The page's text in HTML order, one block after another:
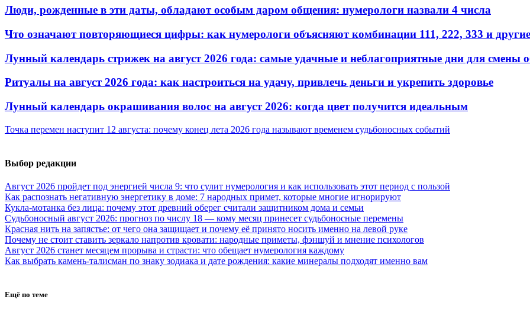
Люди, рожденные в эти даты, обладают особым даром общения: нумерологи назвали 4 числа
Что означают повторяющиеся цифры: как нумерологи объясняют комбинации 111, 222, 333 и другие
Лунный календарь стрижек на август 2026 года: самые удачные и неблагоприятные дни для смены
Ритуалы на август 2026 года: как настроиться на удачу, привлечь деньги и укрепить здоровье
Лунный календарь окрашивания волос на август 2026: когда цвет получится идеальным
Точка перемен наступит 12 августа: почему конец лета 2026 года называют временем судьбоносных событий
Выбор редакции
Август 2026 пройдет под энергией числа 9: что сулит нумерология и как использовать этот период с пользой
Как распознать негативную энергетику в доме: 7 народных примет, которые многие игнорируют
Кукла-мотанка без лица: почему этот древний оберег считали защитником дома и семьи
Судьбоносный август 2026: прогноз по числу 18 — кому месяц принесет судьбоносные перемены
Красная нить на запястье: от чего она защищает и почему её принято носить именно на левой руке
Почему не стоит ставить зеркало напротив кровати: народные приметы, фэншуй и мнение психологов
Август 2026 станет месяцем прорыва и страсти: что обещает нумерология каждому
Как выбрать камень-талисман по знаку зодиака и дате рождения: какие минералы подходят именно вам
Ещё по теме